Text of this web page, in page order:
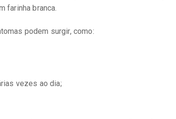
farinha branca.
podem surgir, como:
vezes ao dia;